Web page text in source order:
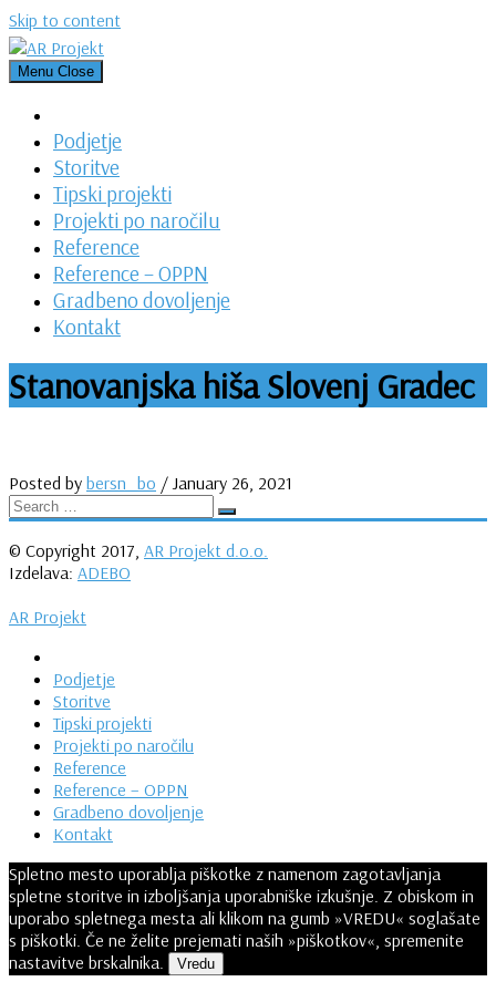
Skip to content
Menu Close
Podjetje
Storitve
Tipski projekti
Projekti po naročilu
Reference
Reference – OPPN
Gradbeno dovoljenje
Kontakt
Stanovanjska hiša Slovenj Gradec
Posted by bersn_bo / January 26, 2021
© Copyright 2017, AR Projekt d.o.o.
Izdelava: ADEBO
AR Projekt
Podjetje
Storitve
Tipski projekti
Projekti po naročilu
Reference
Reference – OPPN
Gradbeno dovoljenje
Kontakt
Spletno mesto uporablja piškotke z namenom zagotavljanja
spletne storitve in izboljšanja uporabniške izkušnje. Z obiskom in
uporabo spletnega mesta ali klikom na gumb »VREDU« soglašate
s piškotki. Če ne želite prejemati naših »piškotkov«, spremenite
nastavitve brskalnika.
Vredu